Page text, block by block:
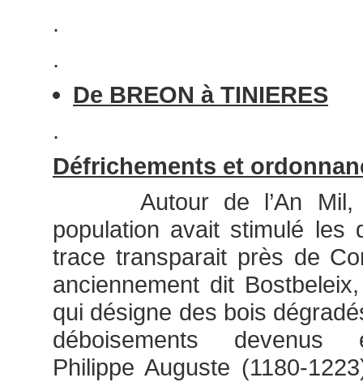
.
.
De BREON à TINIERES
.
Défrichements et
Autour de l’An Mil,
population avait stimulé les
trace transparait près de
anciennement dit
qui désigne des bois
déboisements devenus
Philippe Auguste (1180-